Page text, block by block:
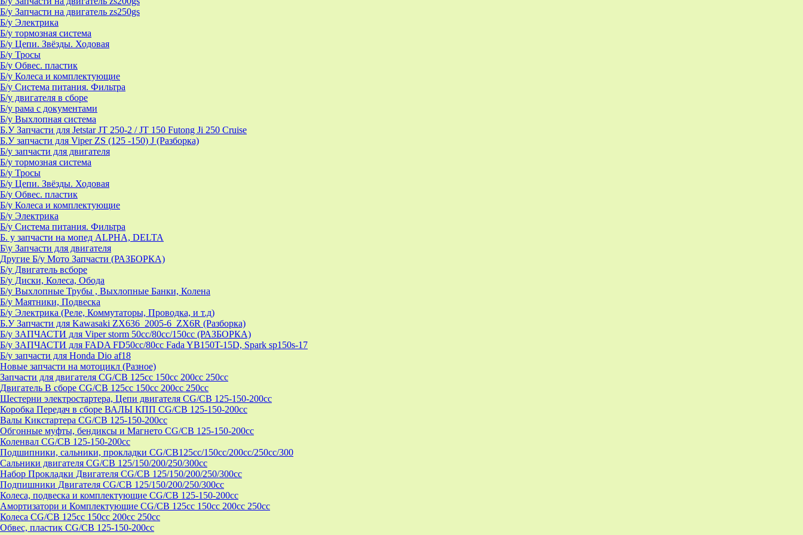
Б/у Запчасти на двигатель zs250gs
Б/у Электрика
Б/у тормозная система
Б/у Цепи. Звёзды. Ходовая
Б/у Тросы
Б/у Обвес. пластик
Б/у Колеса и комплектующие
Б/у Система питания. Фильтра
Б/у двигателя в сборе
Б/у рама с документами
Б/у Выхлопная система
Б.У Запчасти для Jetstar JT 250-2 / JT 150 Futong Ji 250 Cruise
Б.У запчасти для Viper ZS (125 -150) J (Разборка)
Б/у запчасти для двигателя
Б/у тормозная система
Б/у Тросы
Б/у Цепи. Звёзды. Ходовая
Б/у Обвес. пластик
Б/у Колеса и комплектующие
Б/у Электрика
Б/у Система питания. Фильтра
Б. у запчасти на мопед ALPHA, DELTA
Б\у Запчасти для двигателя
Другие Б/у Мото Запчасти (РАЗБОРКА)
Б/у Двигатель всборе
Б/у Диски, Колеса, Обода
Б/у Выхлопные Трубы , Выхлопные Банки, Колена
Б/у Маятники, Подвеска
Б/у Электрика (Реле, Коммутаторы, Проводка, и т.д)
Б.У Запчасти для Kawasaki ZX636_2005-6_ZX6R (Разборка)
Б/у ЗАПЧАСТИ для Viper storm 50cc/80cc/150cc (РАЗБОРКА)
Б/у ЗАПЧАСТИ для FADA FD50cc/80cc Fada YB150T-15D, Spark sp150s-17
Б/у запчасти для Honda Dio af18
Новые запчасти на мотоцикл (Разное)
Запчасти для двигателя CG/CB 125cc 150cc 200cc 250cc
Двигатель В сборе CG/CB 125cc 150cc 200cc 250cc
Шестерни электростартера, Цепи двигателя CG/CB 125-150-200cc
Коробка Передач в сборе ВАЛЫ КПП CG/CB 125-150-200cc
Валы Кикстартера CG/CB 125-150-200cc
Обгонные муфты, бендиксы и Магнето CG/CB 125-150-200cc
Коленвал CG/CB 125-150-200cc
Подшипники, сальники, прокладки CG/CB125сс/150cc/200cc/250cc/300
Сальники двигателя CG/CB 125/150/200/250/300cc
Набор Прокладки Двигателя CG/CB 125/150/200/250/300cc
Подпишники Двигателя CG/CB 125/150/200/250/300cc
Колеса, подвеска и комплектующие CG/CB 125-150-200cc
Амортизатори и Комплектующие CG/CB 125cc 150cc 200cc 250cc
Колеса CG/CB 125cc 150cc 200cc 250cc
Обвес, пластик CG/CB 125-150-200cc